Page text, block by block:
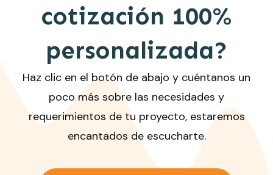
cotización 100%
personalizada?
Haz clic en el botón de abajo y cuéntanos un
poco más sobre las necesidades y
requerimientos de tu proyecto, estaremos
encantados de escucharte.